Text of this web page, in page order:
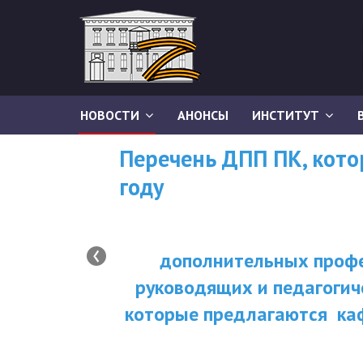
НОВОСТИ АНОНСЫ ИНСТИТУТ
Перечень ДПП ПК,
году
дополнительных
руководящих и
которые предлагаются
‹